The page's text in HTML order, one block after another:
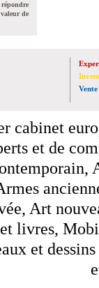
de
Vente
cabinet
et de
Art
livres,
et